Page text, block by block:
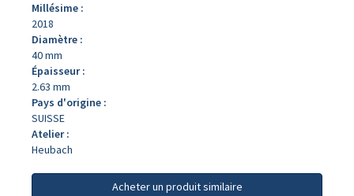
Millésime :
2018
Diamètre :
40 mm
Épaisseur :
2.63 mm
Pays d'origine :
SUISSE
Atelier :
Heubach
Acheter un produit similaire